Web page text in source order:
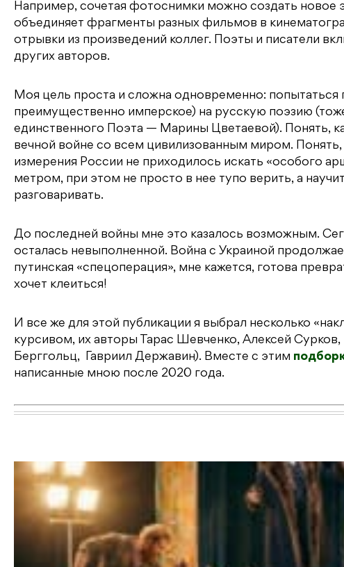
Например, сочетая фотоснимки можно создать новое
объединяет фрагменты разных фильмов в
отрывки из произведений коллег. Поэты и писатели
других авторов.
Моя цель проста и сложна одновременно: попытаться
преимущественно имперское) на русскую поэзию
единственного Поэта — Марины Цветаевой). Понять,
вечной войне со всем цивилизованным миром.
измерения России не приходилось искать «особого
метром, при этом не просто в нее тупо верить, а
разговаривать.
До последней войны мне это казалось возможным.
осталась невыполненной. Война с Украиной
путинская «спецоперация», мне кажется, готова
хочет клеиться!
И все же для этой публикации я выбрал несколько
курсивом, их авторы Тарас Шевченко, Алексей
Берггольц, Гавриил Державин). Вместе с этим
написанные мною после 2020 года.